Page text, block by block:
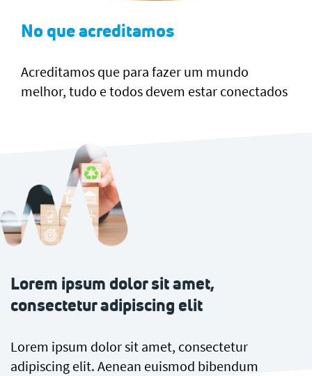
No que acreditamos
Acreditamos que para fazer um mundo
melhor, tudo e todos devem estar conectados
Lorem ipsum dolor sit amet,
consectetur adipiscing elit
Lorem ipsum dolor sit amet, consectetur
adipiscing elit. Aenean euismod bibendum